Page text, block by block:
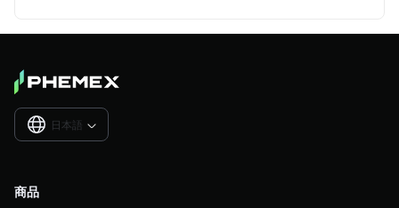
日本語 
商品